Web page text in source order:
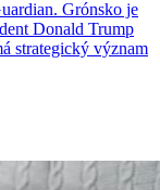
Grónsko je
Donald Trump
strategický význam